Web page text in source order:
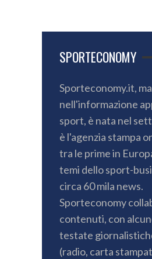
SPORTECONOMY
Sporteconomy.it,
nell'informazione
sport, è nata nel
è l'agenzia stampa
tra le prime in
temi dello sport-
circa 60 mila news.
Sporteconomy
contenuti, con
testate
(radio, carta